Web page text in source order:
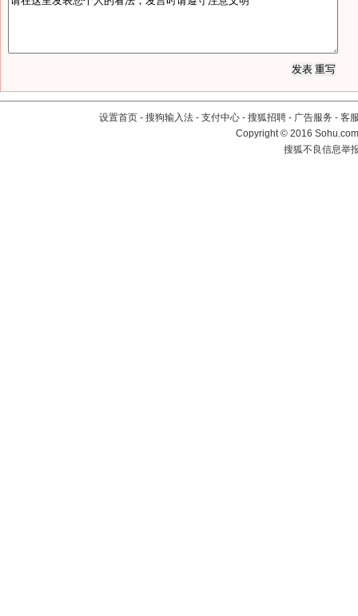
设置首页 - 搜狗输入法 - 支付中心 - 搜狐招聘 - 广告服务 - 客
Copyright©2016
搜狐不良信息举